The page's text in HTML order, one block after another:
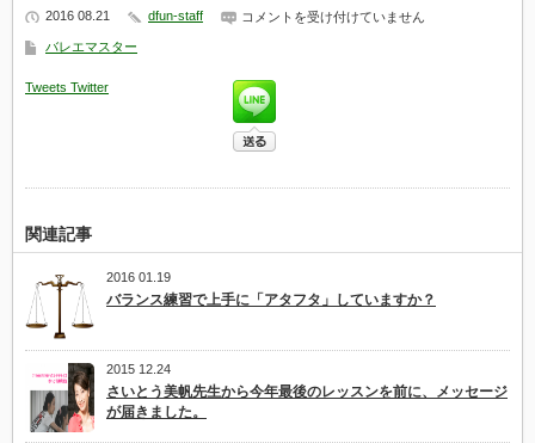
2016 08.21 dfun-staff
か
固
い
あ
な
コメントを受け付けていません
バレエマスター
Tweets Twitter
関連記事
2016 01.19
バランス練習で上手に「アタフタ」していますか？
2015 12.24
さいとう美帆先生から今年最後のレッスンを前に、メッセージ
が届きました。